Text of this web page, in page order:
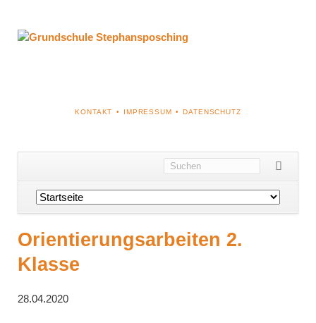
NAVIGATION
KONTAKT IMPRESSUM DATENSCHUTZ
Navigation
überspringen
Orientierungsarbeiten 2.
Klasse
28.04.2020